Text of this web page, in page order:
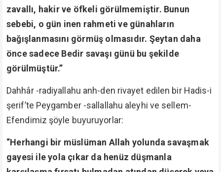
zavallı, hakir ve öfkeli görülmemiştir. Bunun
sebebi, o gün inen rahmeti ve günahların
bağışlanmasını görmüş olmasıdır. Şeytan daha
önce sadece Bedir savaşı günü bu şekilde
görülmüştür.”
Dahhâr -radiyallahu anh-den rivayet edilen bir Hadis-i
şerif’te Peygamber -sallallahu aleyhi ve sellem-
Efendimiz şöyle buyuruyorlar:
“Herhangi bir müslüman Allah yolunda savaşmak
gayesi ile yola çıkar da henüz düşmanla